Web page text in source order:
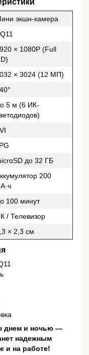
экшн-камера
× 1080P (Full
× 3024 (12 МП)
5 м (6 ИК-
до 32 ГБ
200
100 минут
/ Телевизор
× 2,3 см
днем и ночью —
надежным
и на работе!